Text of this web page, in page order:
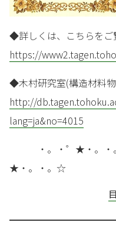
◆詳しくは、こちらをご
https://
◆木村研究室(構造材料
http://
lang=ja&no=4015
・。・゜★・。・。
★・。・。☆